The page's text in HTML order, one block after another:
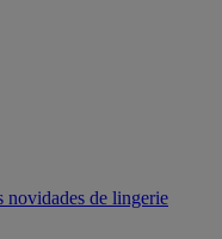
novidades de lingerie